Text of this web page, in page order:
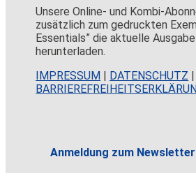
Unsere Online- und Kombi-
zusätzlich zum gedruckten
Essentials” die aktuelle
herunterladen.
IMPRESSUM
DATENSCHUTZ
Anmeldung zum Newsletter